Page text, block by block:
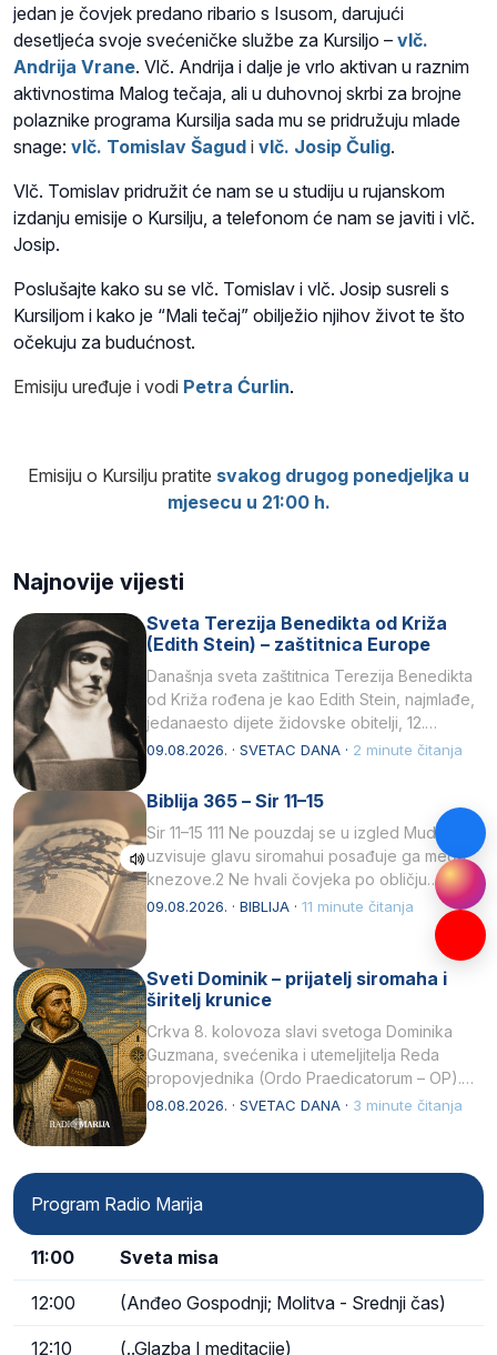
jedan je čovjek predano ribario s Isusom, darujući
desetljeća svoje svećeničke službe za Kursiljo – vlč.
Andrija Vrane. Vlč. Andrija i dalje je vrlo aktivan u raznim
aktivnostima Malog tečaja, ali u duhovnoj skrbi za brojne
polaznike programa Kursilja sada mu se pridružuju mlade
snage: vlč. Tomislav Šagud i vlč. Josip Čulig.
Vlč. Tomislav pridružit će nam se u studiju u rujanskom
izdanju emisije o Kursilju, a telefonom će nam se javiti i vlč.
Josip.
Poslušajte kako su se vlč. Tomislav i vlč. Josip susreli s
Kursiljom i kako je “Mali tečaj” obilježio njihov život te što
očekuju za budućnost.
Emisiju uređuje i vodi Petra Ćurlin.
Emisiju o Kursilju pratite svakog drugog ponedjeljka u
mjesecu u 21:00 h.
Najnovije vijesti
Sveta Terezija Benedikta od Križa
(Edith Stein) – zaštitnica Europe
Današnja sveta zaštitnica Terezija Benedikta
od Križa rođena je kao Edith Stein, najmlađe,
jedanaesto dijete židovske obitelji, 12.
listopada 1891, u Wrocławu…
09.08.2026. · SVETAC DANA · 2 minute čitanja
Biblija 365 – Sir 11–15
Sir 11–15 111 Ne pouzdaj se u izgled Mudrost
uzvisuje glavu siromahui posađuje ga među
knezove.2 Ne hvali čovjeka po obličju
njegovui…
09.08.2026. · BIBLIJA · 11 minute čitanja
Sveti Dominik – prijatelj siromaha i
širitelj krunice
Crkva 8. kolovoza slavi svetoga Dominika
Guzmana, svećenika i utemeljitelja Reda
propovjednika (Ordo Praedicatorum – OP).
Svojim životom, dubokom ljubavlju prema
08.08.2026. · SVETAC DANA · 3 minute čitanja
Program Radio Marija
11:00 Sveta misa
12:00 (Anđeo Gospodnji; Molitva - Srednji čas)
12:10 (..Glazba I meditacije)